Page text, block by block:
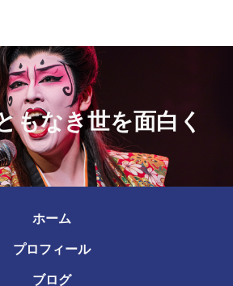
もなき世を面白く
ホーム
プロフィール
ブログ